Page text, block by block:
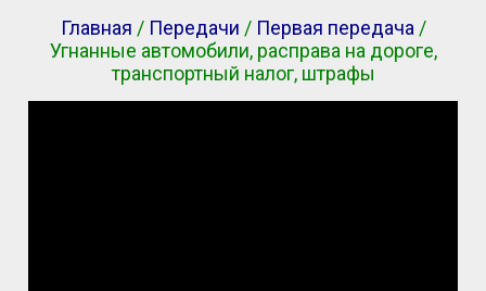
Главная / Передачи / Первая передача /
Угнанные автомобили, расправа на дороге,
транспортный налог, штрафы